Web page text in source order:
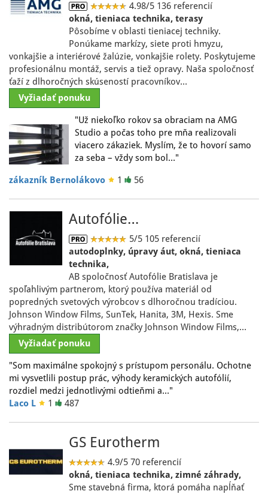
4.98/5 136 referencií
okná, tieniaca technika, terasy
Pôsobíme v oblasti tieniacej techniky.
Ponúkame markízy, siete proti hmyzu,
vonkajšie a interiérové žalúzie, vonkajšie rolety. Poskytujeme
profesionálnu montáž, servis a tiež opravy. Naša spoločnosť
ťaží z dlhoročných skúseností pracovníkov…
Vyžiadať ponuku
"Už niekoľko rokov sa obraciam na AMG
Studio a počas toho pre mňa realizovali
viacero zákaziek. Myslím, že to hovorí samo
za seba – vždy som bol…"
zákazník Bernolákovo 1 56
Autofólie…
5/5 105 referencií
autodoplnky, úpravy áut, okná, tieniaca
technika,
AB spoločnosť Autofólie Bratislava je
spoľahlivým partnerom, ktorý používa materiál od
popredných svetových výrobcov s dlhoročnou tradíciou.
Johnson Window Films, SunTek, Hanita, 3M, Hexis. Sme
výhradným distribútorom značky Johnson Window Films,…
Vyžiadať ponuku
"Som maximálne spokojný s prístupom personálu. Ochotne
mi vysvetlili postup prác, výhody keramických autofólií,
rozdiel medzi jednotlivými odtieňmi a…"
Laco L
1 487
GS Eurotherm
4.9/5 70 referencií
okná, tieniaca technika, zimné záhrady,
Sme stavebná firma, ktorá pomáha napĺňať